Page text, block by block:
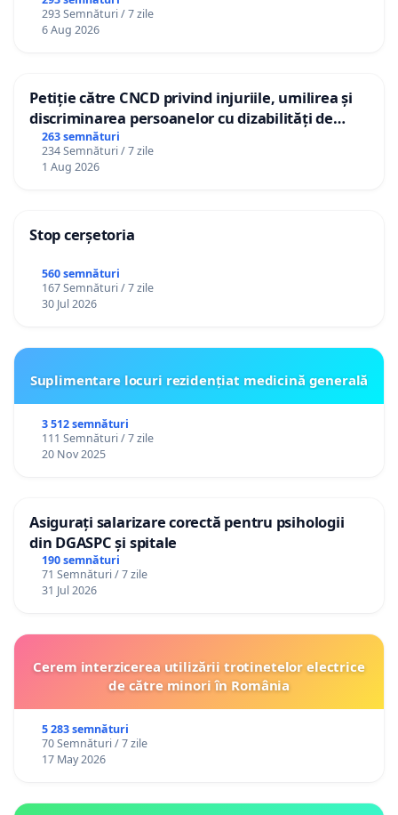
personali
293 Semnături / 7 zile
6 Aug 2026
Petiție către CNCD privind injuriile, umilirea și
discriminarea persoanelor cu dizabilități de
către utilizatorul TikTok „Gorici”
263 semnături
234 Semnături / 7 zile
1 Aug 2026
Stop cerșetoria
560 semnături
167 Semnături / 7 zile
30 Jul 2026
Suplimentare locuri rezidențiat medicină generală
3 512 semnături
111 Semnături / 7 zile
20 Nov 2025
Asigurați salarizare corectă pentru psihologii
din DGASPC și spitale
190 semnături
71 Semnături / 7 zile
31 Jul 2026
Cerem interzicerea utilizării trotinetelor electrice
de către minori în România
5 283 semnături
70 Semnături / 7 zile
17 May 2026